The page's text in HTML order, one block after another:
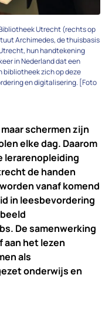
Utrecht (rechts op
Archimedes, de thuisbasis
hun handtekening
in Nederland dat een
bibliotheek zich op deze
en digitalisering. [Foto
schermen zijn
elke dag. Daarom
lerarenopleiding
de handen
vanaf komend
in leesbevordering
De samenwerking
het lezen
als
onderwijs en